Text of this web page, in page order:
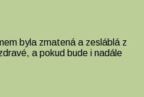
byla zmatená a zesláblá z
a pokud bude i nadále